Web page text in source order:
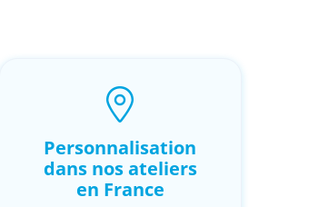
Personnalisation
dans nos ateliers
en France